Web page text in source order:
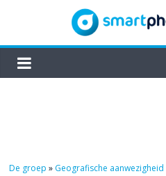
content
smartphoto
De groep » Geografische aanwezigheid